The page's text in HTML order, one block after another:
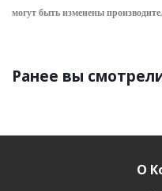
могут быть изменены
Ранее вы
О